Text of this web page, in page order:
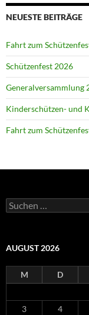
NEUESTE BEITRÄGE
Fahrt zum
Schützenfest 2026
Generalversammlung
Kinderschützen- und
Fahrt zum
Suchen
nach:
AUGUST 2026
M D
3
4